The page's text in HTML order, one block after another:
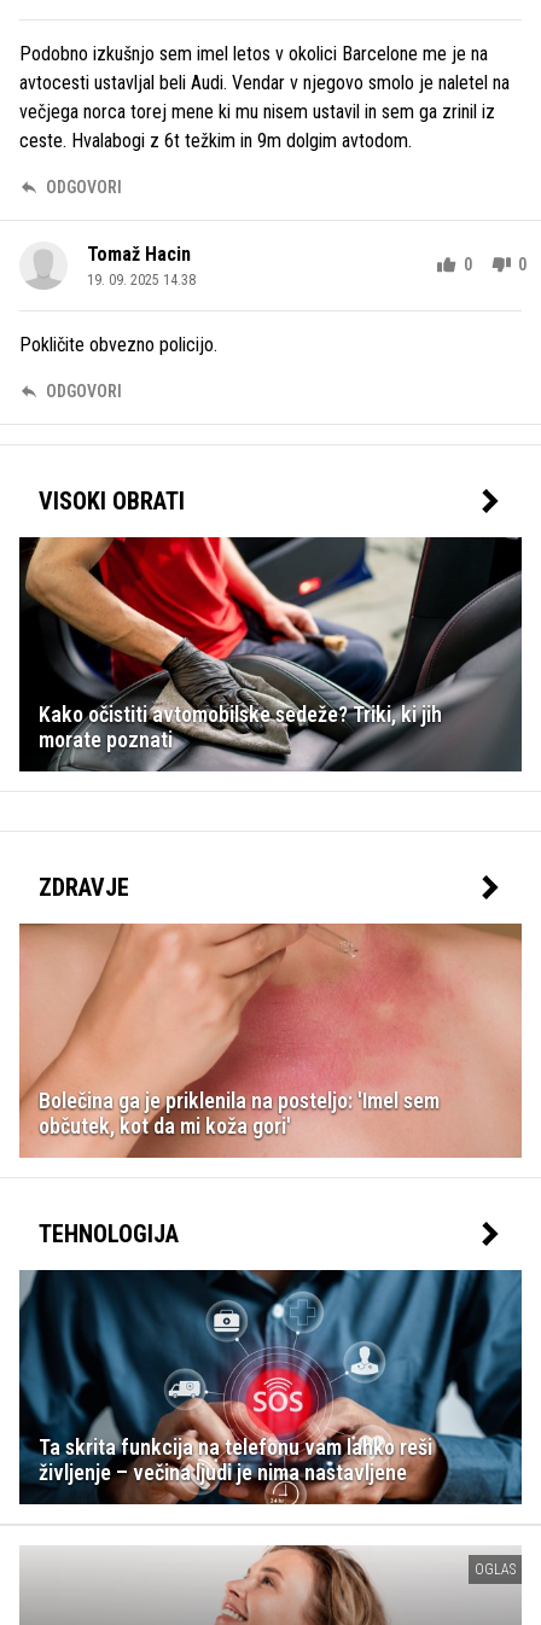
Podobno izkušnjo sem imel letos v okolici Barcelone me je na
avtocesti ustavljal beli Audi. Vendar v njegovo smolo je naletel na
večjega norca torej mene ki mu nisem ustavil in sem ga zrinil iz
ceste. Hvalabogi z 6t težkim in 9m dolgim avtodom.
ODGOVORI
Tomaž Hacin
19. 09. 2025 14.38
0 0
Pokličite obvezno policijo.
ODGOVORI
VISOKI OBRATI
Kako očistiti avtomobilske sedeže? Triki, ki jih
morate poznati
ZDRAVJE
Bolečina ga je priklenila na posteljo: 'Imel sem
občutek, kot da mi koža gori'
TEHNOLOGIJA
Ta skrita funkcija na telefonu vam lahko reši
življenje – večina ljudi je nima nastavljene
OGLAS